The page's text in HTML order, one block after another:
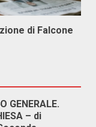
di Falcone
GENERALE.
– di